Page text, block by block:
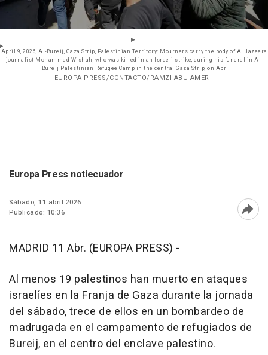
April 9, 2026, Al-Bureij, Gaza Strip, Palestinian Territory: Mourners carry the body of Al Jazeera
journalist Mohammad Wishah, who was killed in an Israeli strike, during his funeral in Al-
Bureij Palestinian Refugee Camp in the central Gaza Strip, on Apr
- EUROPA PRESS/CONTACTO/RAMZI ABU AMER
Europa Press notiecuador
Sábado, 11 abril 2026
Publicado: 10:36
MADRID 11 Abr. (EUROPA PRESS) -
Al menos 19 palestinos han muerto en ataques
israelíes en la Franja de Gaza durante la jornada
del sábado, trece de ellos en un bombardeo de
madrugada en el campamento de refugiados de
Bureij, en el centro del enclave palestino.